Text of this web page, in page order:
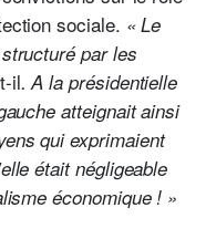
sociale. « Le
par les
il. A la présidentielle
atteignait ainsi
qui exprimaient
était négligeable
économique ! »